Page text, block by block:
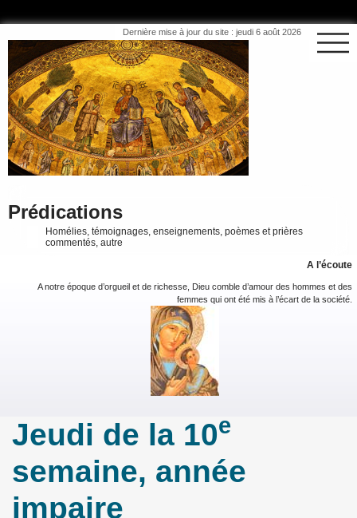
Dernière mise à jour du site : jeudi 6 août 2026
Prédications
Homélies, témoignages, enseignements, poèmes et prières
commentés, autre
A l’écoute
A notre époque d’orgueil et de richesse, Dieu comble d’amour des hommes et des
femmes qui ont été mis à l’écart de la société.
Jeudi de la 10e
semaine, année
impaire